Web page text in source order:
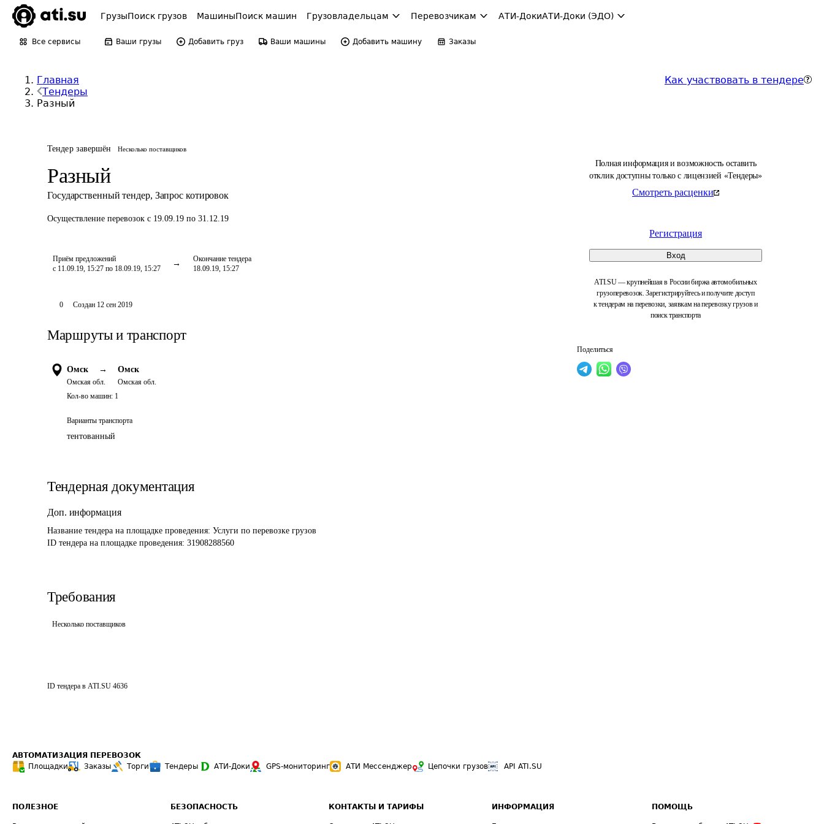
ГрузыПоиск грузов МашиныПоиск машин Грузовладельцам Перевозчикам АТИ-ДокиАТИ-Доки (ЭДО)
Все сервисы Ваши грузы Добавить груз Ваши машины Добавить машину Заказы
Главная
Тендеры
Разный
Как участвовать в тендере
Тендер завершён Несколько поставщиков
Разный
Государственный тендер, Запрос котировок
Осуществление перевозок с 19.09.19 по 31.12.19
Приём предложений
с 11.09.19, 15:27 по 18.09.19, 15:27
Окончание тендера
18.09.19, 15:27
Полная информация и возможность оставить
отклик доступны только с лицензией «Тендеры»
Смотреть расценки
Регистрация
Вход
ATI.SU — крупнейшая в России биржа автомобильных
грузоперевозок. Зарегистрируйтесь и получите доступ
к тендерам на перевозки, заявкам на перевозку грузов и
поиск транспорта
Поделиться
0 Создан 12 сен 2019
Маршруты и транспорт
Омск →
Омская обл.
Омск
Омская обл.
Кол-во машин: 1
Варианты транспорта
тентованный
Тендерная документация
Доп. информация
Название тендера на площадке проведения: Услуги по перевозке грузов
ID тендера на площадке проведения: 31908288560
Требования
Несколько поставщиков
ID тендера в ATI.SU 4636
АВТОМАТИЗАЦИЯ ПЕРЕВОЗОК
Площадки
Заказы Торги Тендеры АТИ-Доки GPS-мониторинг АТИ Мессенджер Цепочки грузов API ATI.SU
ПОЛЕЗНОЕ БЕЗОПАСНОСТЬ КОНТАКТЫ И ТАРИФЫ ИНФОРМАЦИЯ ПОМОЩЬ